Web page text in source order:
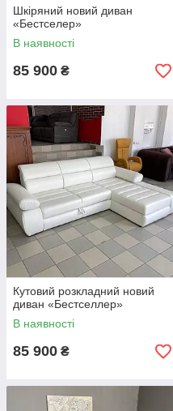
Шкіряний новий диван
«Бестселер»
В наявності
85 900 ₴
Кутовий розкладний новий
диван «Бестселлер»
В наявності
85 900 ₴